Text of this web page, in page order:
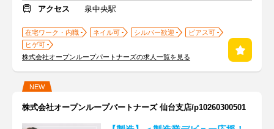
アクセス
泉中央駅
在宅ワーク・内職 ネイル可 シルバー歓迎
ピアス可
ヒゲ可
株式会社オープンループパートナーズの求人一覧を見る
NEW
株式会社オープンループパートナーズ 仙台支店/p10260300501